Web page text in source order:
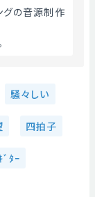
グの音源制作
騒々しい
四拍子
ﾞﾀｰ